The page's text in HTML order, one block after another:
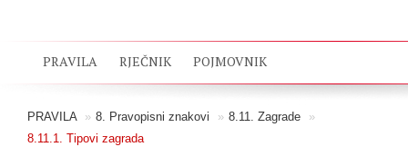
PRAVILA RJEČNIK POJMOVNIK
PRAVILA » 8. Pravopisni znakovi » 8.11. Zagrade
»
8.11.1. Tipovi zagrada